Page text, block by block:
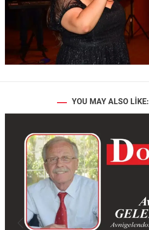
YOU MAY ALSO LIKE: